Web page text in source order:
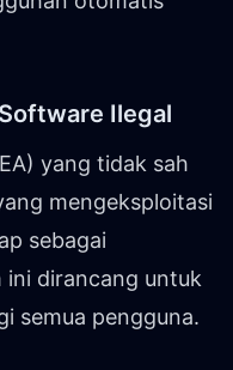
Ilegal
yang tidak sah
mengeksploitasi
sebagai
dirancang untuk
semua pengguna.